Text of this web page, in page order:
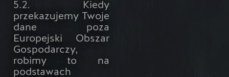
5.2. Kiedy
przekazujemy Twoje
dane poza
Europejski Obszar
Gospodarczy,
robimy to na
podstawach